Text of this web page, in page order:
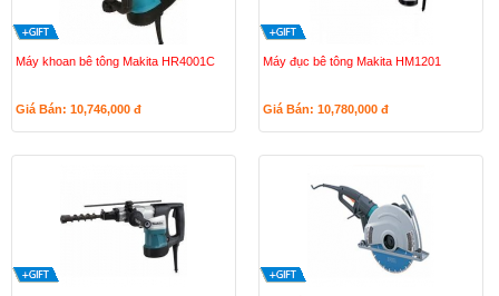
Máy khoan bê tông Makita HR4001C
Giá Bán: 10,746,000 đ
Máy đục bê tông Makita HM1201
Giá Bán: 10,780,000 đ